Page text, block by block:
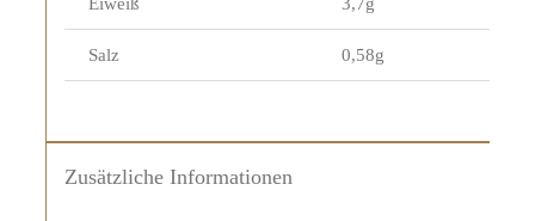
Eiweiß 3,7g
Salz 0,58g
Zusätzliche Informationen